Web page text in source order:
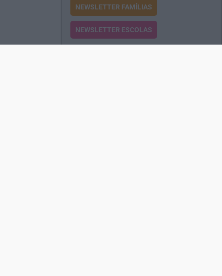
NEWSLETTER FAMÍLIAS
NEWSLETTER ESCOLAS